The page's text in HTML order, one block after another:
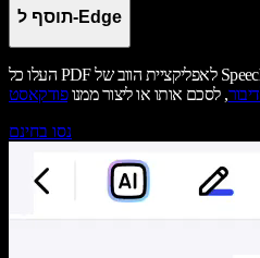
תוסף ל-Edge
, לסכם אותו או ליצור ממנופודקאסט
נסו בחינם